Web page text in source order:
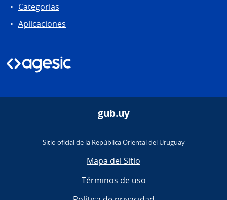
Categorias
Aplicaciones
gub.uy
Sitio oficial de la República Oriental del Uruguay
Mapa del Sitio
Términos de uso